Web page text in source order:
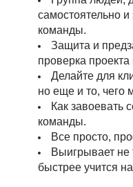
самостоятельно
команды.
Защита и
проверка проекта
Делайте для
но еще и то, чего
Как завоевать
команды.
Все просто,
Выигрывает не
быстрее учится